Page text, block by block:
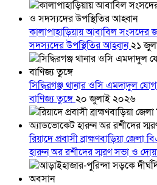
কালাপাহাড়িয়ায় আবাবিল সংসদের
সদস্যদের উপস্থিতির আহ্বান২১
সিদ্ধিরগঞ্জ থানার ওসি এমদাদুল
বাণিজ্য তুঙ্গে২০ জুলাই ২০২৬
রিয়াদে প্রবাসী ব্রাহ্মণবাড়িয়া
হারুন অর রশীদের স্মরণ সভা ও